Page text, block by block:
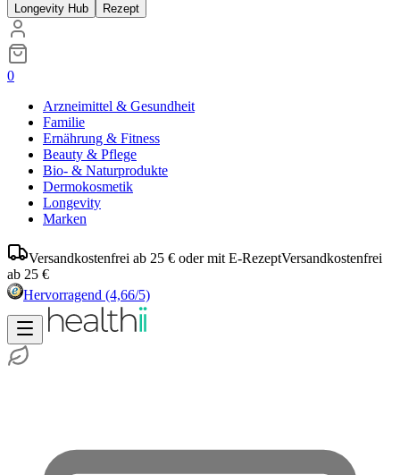
Longevity Hub Rezept
0
Arzneimittel & Gesundheit
Familie
Ernährung & Fitness
Beauty & Pflege
Bio- & Naturprodukte
Dermokosmetik
Longevity
Marken
Versandkostenfrei ab 25 € oder mit E-RezeptVersandkostenfrei
ab 25 €
Hervorragend (4,66/5)